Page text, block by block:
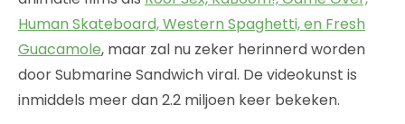
Human Skateboard, Western Spaghetti, en Fresh
Guacamole, maar zal nu zeker herinnerd worden
door Submarine Sandwich viral. De videokunst is
inmiddels meer dan 2.2 miljoen keer bekeken.